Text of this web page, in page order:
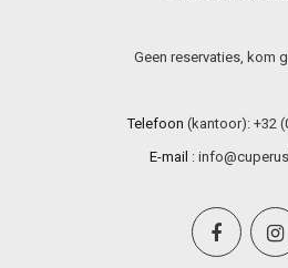
Geen reservaties, kom
Telefoon (kantoor): +32
E-mail :